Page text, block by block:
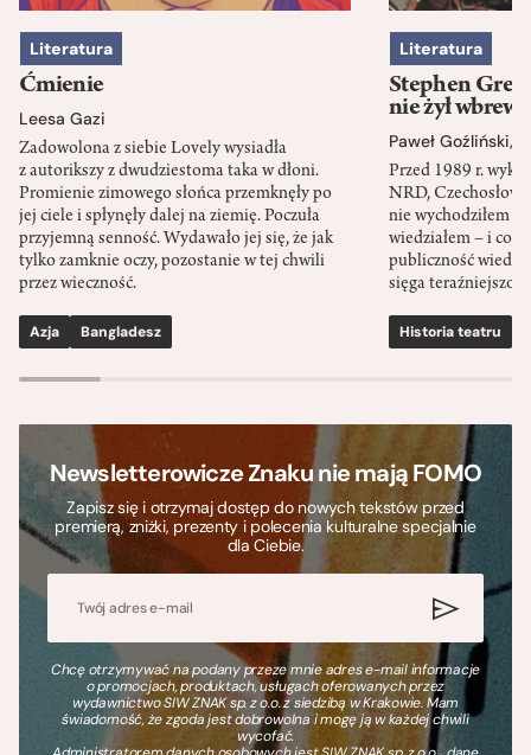
Literatura
Ćmienie
Leesa Gazi
Zadowolona z siebie Lovely wysiadła
z autorikszy z dwudziestoma taka w dłoni.
Promienie zimowego słońca przemknęły po
jej ciele i spłynęły dalej na ziemię. Poczuła
przyjemną senność. Wydawało jej się, że jak
tylko zamknie oczy, pozostanie w tej chwili
przez wieczność.
Azja Bangladesz
Literatura
Stephen
nie żył wbrew
Paweł Goźliński,
Przed 1989 r.
NRD,
nie wychodziłem
wiedziałem – i co
publiczność
sięga
Historia teatru
Newsletterowicze Znaku nie mają FOMO
Zapisz się i otrzymaj dostęp do nowych tekstów przed
premierą, zniżki, prezenty i polecenia kulturalne specjalnie
dla Ciebie.
Chcę otrzymywać na podany przeze mnie adres e-mail informacje
o promocjach, produktach, usługach oferowanych przez
wydawnictwo SIW ZNAK sp. z o.o. z siedzibą w Krakowie. Mam
świadomość, że zgoda jest dobrowolna i mogę ją w każdej chwili
wycofać.